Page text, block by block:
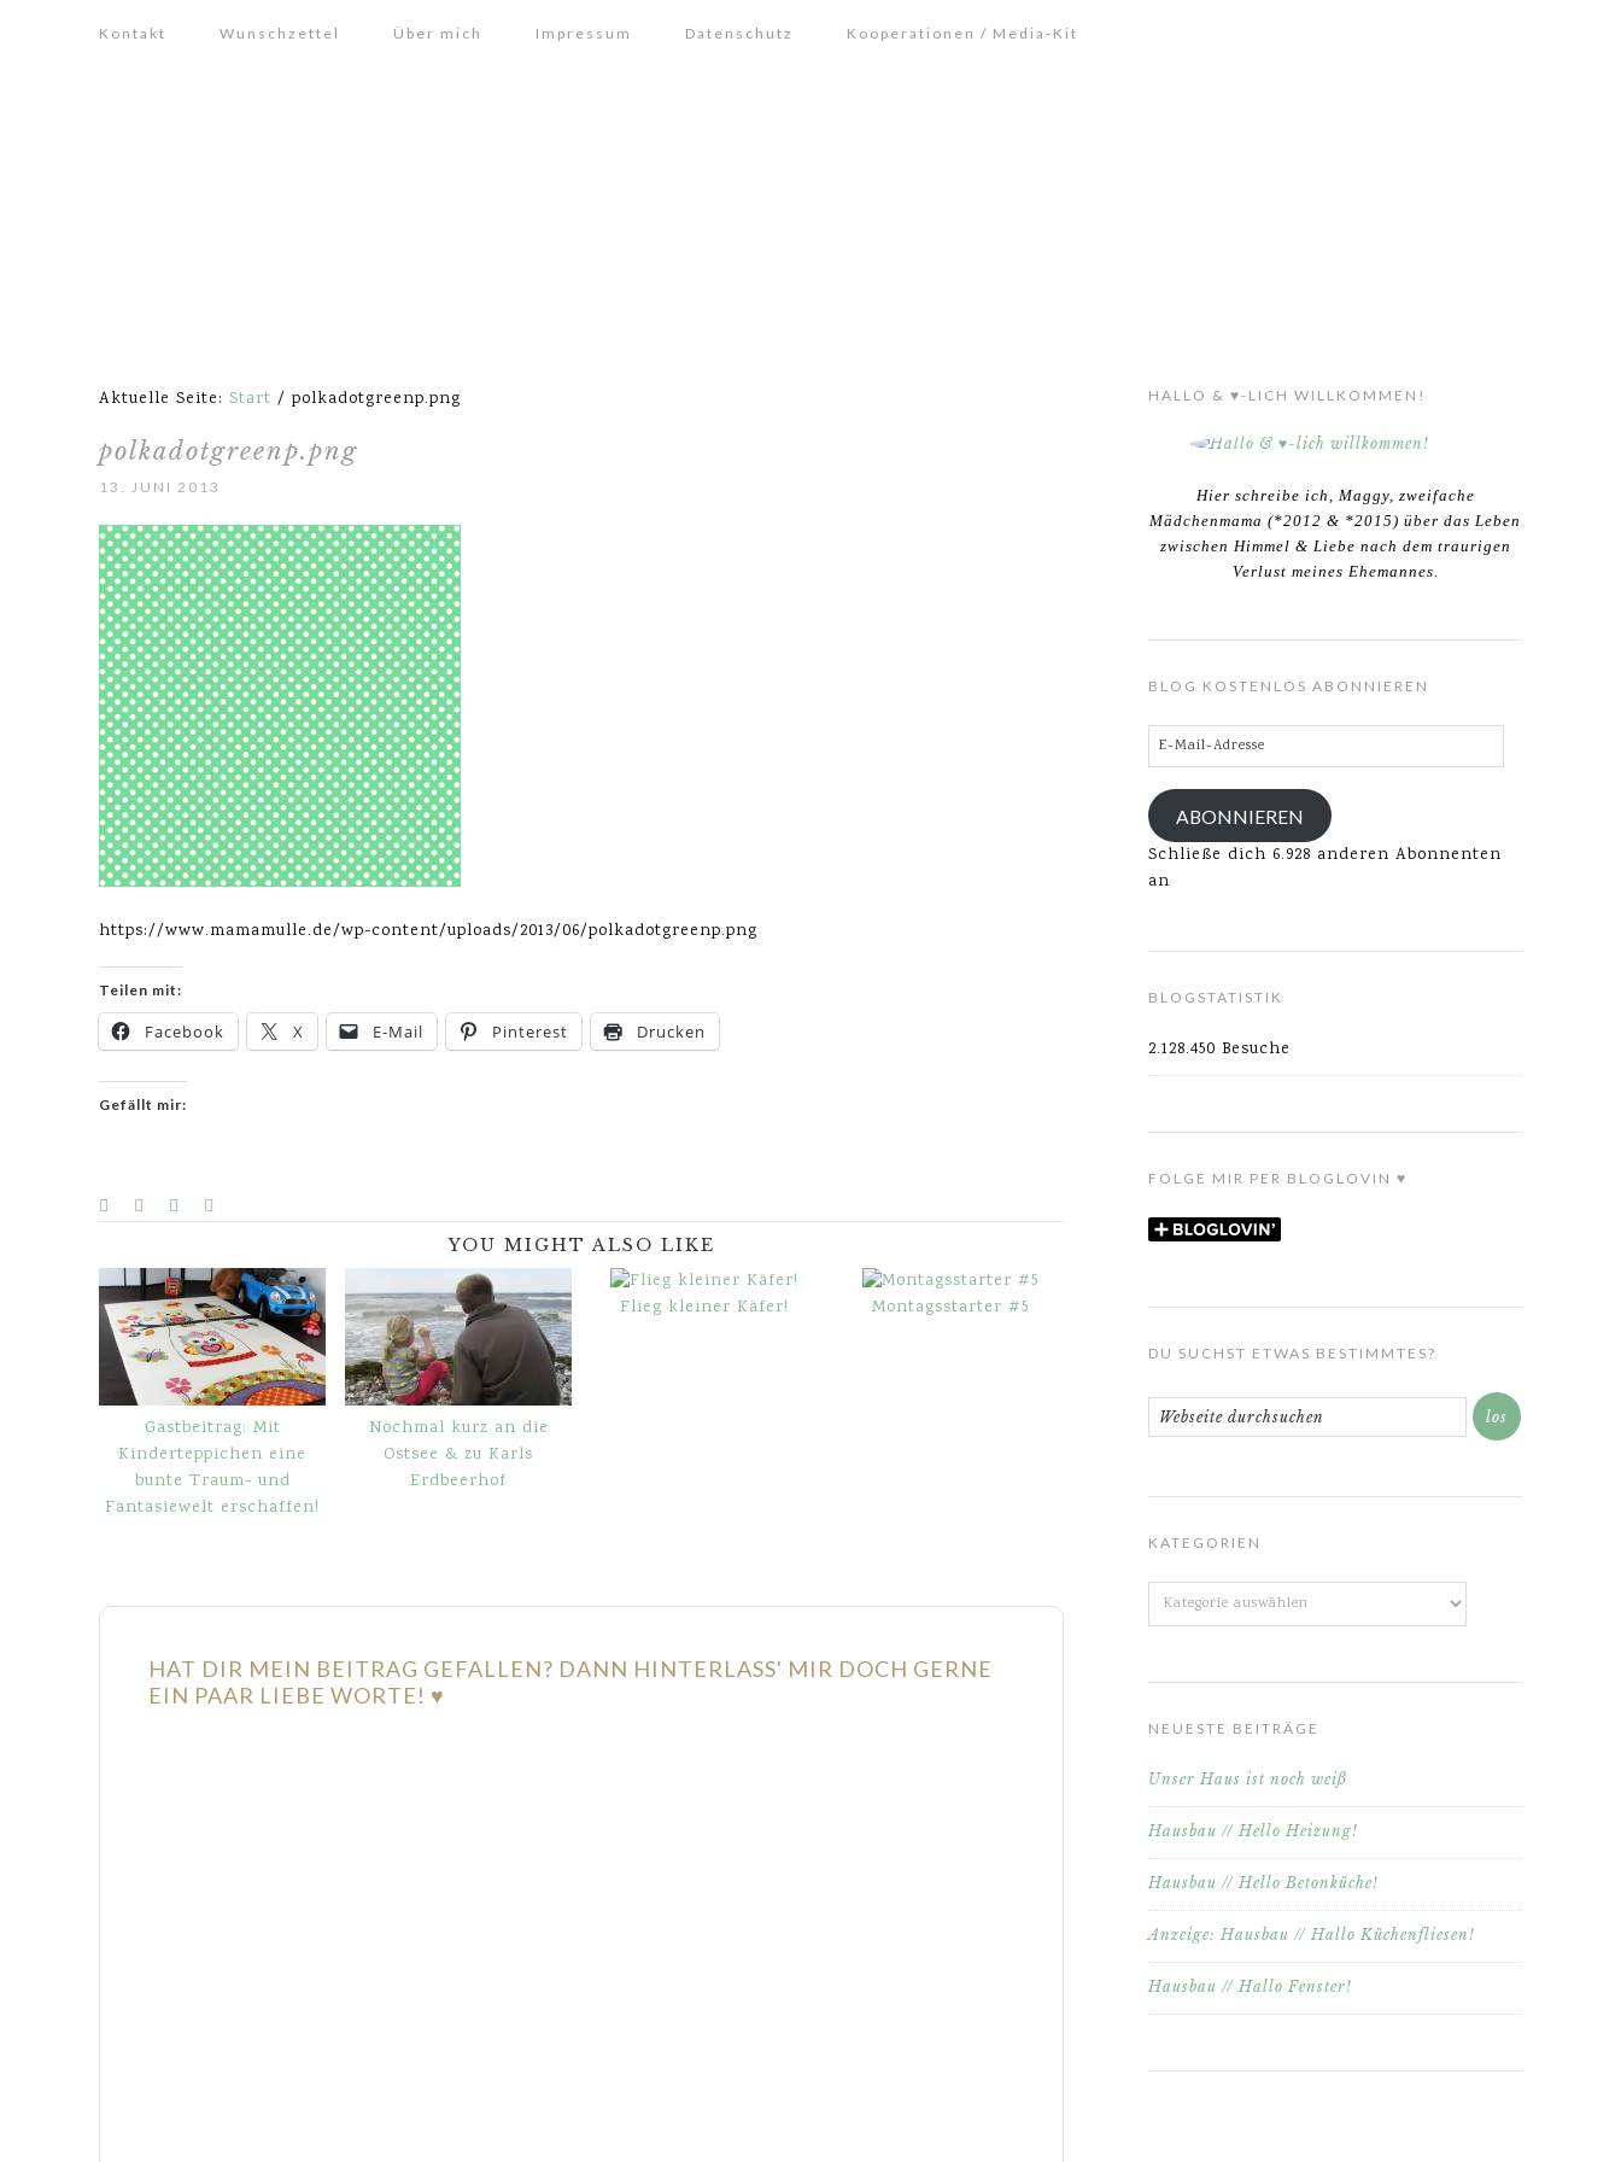
Kontakt Wunschzettel Über mich Impressum Datenschutz Kooperationen / Media-Kit
Aktuelle Seite: Start / polkadotgreenp.png
polkadotgreenp.png
13. JUNI 2013
https://www.mamamulle.de/wp-content/uploads/2013/06/polkadotgreenp.png
Teilen mit:
Facebook X E-Mail Pinterest Drucken
Gefällt mir:
YOU MIGHT ALSO LIKE
Gastbeitrag: Mit
Kinderteppichen eine
bunte Traum- und
Fantasiewelt erschaffen!
Nochmal kurz an die
Ostsee & zu Karls
Erdbeerhof
Flieg kleiner Käfer! Montagsstarter #5
HAT DIR MEIN BEITRAG GEFALLEN? DANN HINTERLASS' MIR DOCH GERNE
EIN PAAR LIEBE WORTE! ♥
HALLO & ♥-LICH WILLKOMMEN!
Hier schreibe ich, Maggy, zweifache
Mädchenmama (*2012 & *2015) über das Leben
zwischen Himmel & Liebe nach dem traurigen
Verlust meines Ehemannes.
BLOG KOSTENLOS ABONNIEREN
E-
Mail-
Adresse
ABONNIEREN
Schließe dich 6.928 anderen Abonnenten
an
BLOGSTATISTIK
2.128.450 Besuche
FOLGE MIR PER BLOGLOVIN ♥
DU SUCHST ETWAS BESTIMMTES?
KATEGORIEN
Kategorien
NEUESTE BEITRÄGE
Unser Haus ist noch weiß
Hausbau // Hello Heizung!
Hausbau // Hello Betonküche!
Anzeige: Hausbau // Hallo Küchenfliesen!
Hausbau // Hallo Fenster!